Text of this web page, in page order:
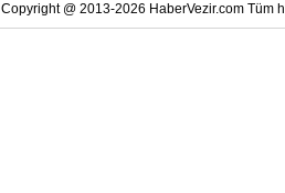
Copyright @ 2013-2026 HaberVezir.com Tüm